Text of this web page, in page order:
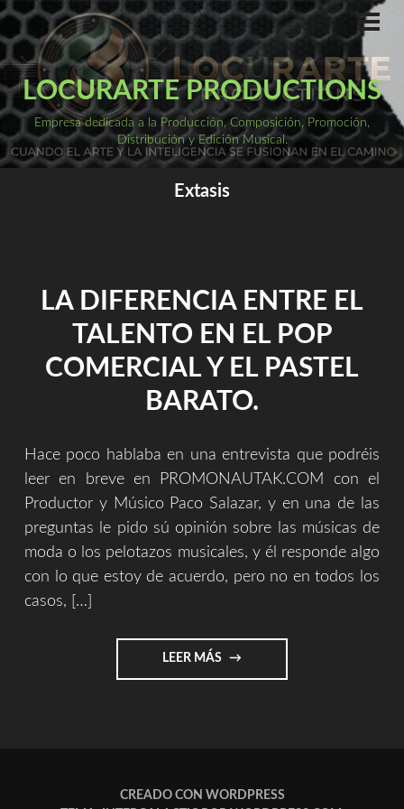
Saltar
al
contenido
LOCURARTE PRODUCTIONS
Empresa dedicada a la Producción, Composición, Promoción,
Distribución y Edición Musical.
Extasis
LA DIFERENCIA ENTRE EL
TALENTO EN EL POP
COMERCIAL Y EL PASTEL
BARATO.
Hace poco hablaba en una entrevista que podréis
leer en breve en PROMONAUTAK.COM con el
Productor y Músico Paco Salazar, y en una de las
preguntas le pido sú opinión sobre las músicas de
moda o los pelotazos musicales, y él responde algo
con lo que estoy de acuerdo, pero no en todos los
casos, […]
LEER MÁS "LA
DIFERENCIA
POP
CREADO CON WORDPRESS